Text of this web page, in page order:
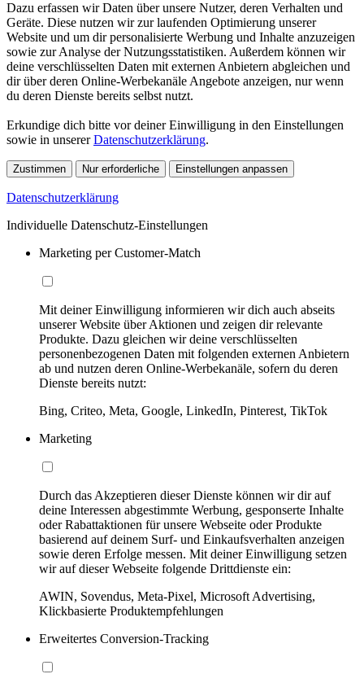
Dazu erfassen wir Daten über unsere Nutzer, deren Verhalten und
Geräte. Diese nutzen wir zur laufenden Optimierung unserer
Website und um dir personalisierte Werbung und Inhalte anzuzeigen
sowie zur Analyse der Nutzungsstatistiken. Außerdem können wir
deine verschlüsselten Daten mit externen Anbietern abgleichen und
dir über deren Online-Werbekanäle Angebote anzeigen, nur wenn
du deren Dienste bereits selbst nutzt.
Erkundige dich bitte vor deiner Einwilligung in den Einstellungen
sowie in unsererDatenschutzerklärung.
Zustimmen Nur erforderliche Einstellungen anpassen
Datenschutzerklärung
Individuelle Datenschutz-Einstellungen
Marketing per Customer-Match
Mit deiner Einwilligung informieren wir dich auch abseits
unserer Website über Aktionen und zeigen dir relevante
Produkte. Dazu gleichen wir deine verschlüsselten
personenbezogenen Daten mit folgenden externen Anbietern
ab und nutzen deren Online-Werbekanäle, sofern du deren
Dienste bereits nutzt:
Bing, Criteo, Meta, Google, LinkedIn, Pinterest, TikTok
Marketing
Durch das Akzeptieren dieser Dienste können wir dir auf
deine Interessen abgestimmte Werbung, gesponserte Inhalte
oder Rabattaktionen für unsere Webseite oder Produkte
basierend auf deinem Surf- und Einkaufsverhalten anzeigen
sowie deren Erfolge messen. Mit deiner Einwilligung setzen
wir auf dieser Webseite folgende Drittdienste ein:
AWIN, Sovendus, Meta-Pixel, Microsoft Advertising,
Klickbasierte Produktempfehlungen
Erweitertes Conversion-Tracking